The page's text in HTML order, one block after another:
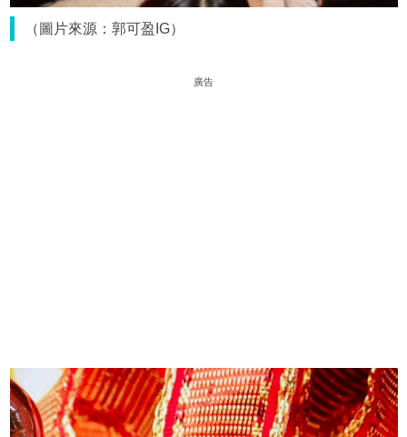
（圖片來源：郭可盈IG）
廣告